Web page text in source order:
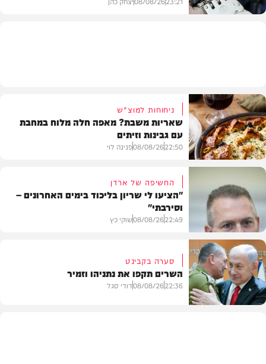
מתכונים
ניחוחות למוצ"ש
שאריות משבת? מאפה חלה מלוח במחבת
עם גבינות וזיתים
22:50
08/08/26פנינה לוי
חדשות
החשיפה של ארדן
"הציעו לי שריון בליכוד בימים האחרונים –
וסירבתי"
22:49
08/08/26שוקי כץ
סערה בקבינט
השרים תקפו את נתניהו וזמיר
22:36
08/08/26דודי סגל